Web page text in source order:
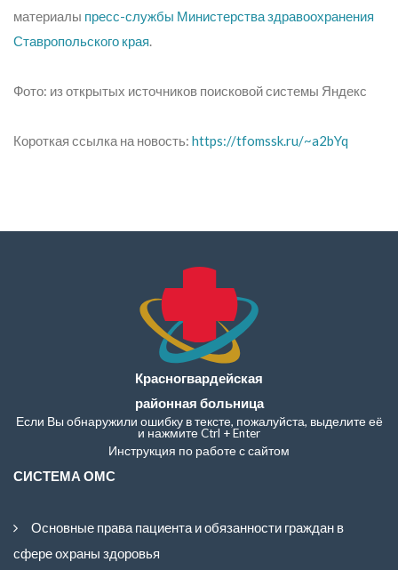
материалы пресс-службы Министерства здравоохранения
Ставропольского края.
Фото: из открытых источников поисковой системы Яндекс
Короткая ссылка на новость: https://tfomssk.ru/~a2bYq
Красногвардейская
районная больница
Если Вы обнаружили ошибку в тексте, пожалуйста, выделите её
и нажмите Ctrl + Enter
Инструкция по работе с сайтом
СИСТЕМА ОМС
Основные права пациента и обязанности граждан в
сфере охраны здоровья